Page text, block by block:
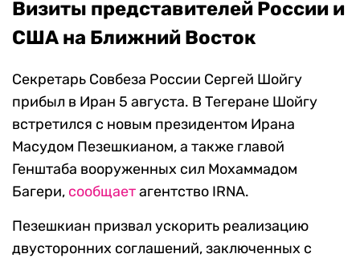
Визиты представителей России и
США на Ближний Восток
Секретарь Совбеза России Сергей Шойгу
прибыл в Иран 5 августа. В Тегеране Шойгу
встретился с новым президентом Ирана
Масудом Пезешкианом, а также главой
Генштаба вооруженных сил Мохаммадом
Багери, сообщаетагентство IRNA.
Пезешкиан призвал ускорить реализацию
двусторонних соглашений, заключенных с